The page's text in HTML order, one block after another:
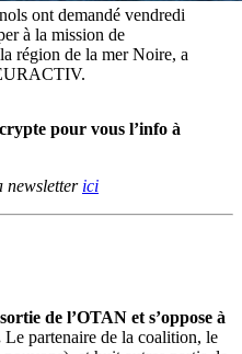
ont demandé vendredi
à la mission de
région de la mer Noire, a
pour vous l’info à
newsletter ici
de l’OTAN et s’oppose à
Le partenaire de la coalition, le